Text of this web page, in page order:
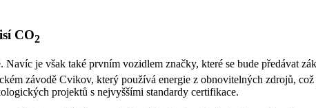
CO2
je však také prvním vozidlem značky, které se bude předávat
závodě Cvikov, který používá energie z obnovitelných zdrojů,
projektů s nejvyššími standardy certifikace.